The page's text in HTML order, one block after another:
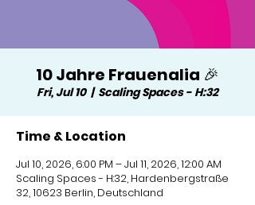
10 Jahre Frauenalia 🎉
Fri, Jul 10
  |
Scaling Spaces - H:32
Time & Location
Jul 10, 2026, 6:00 PM – Jul 11, 2026, 12:00 AM
Scaling Spaces - H:32, Hardenbergstraße
32, 10623 Berlin, Deutschland